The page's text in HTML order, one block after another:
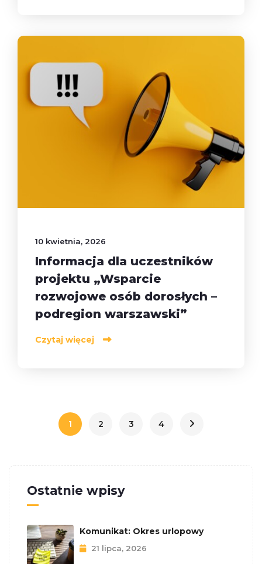
10 kwietnia, 2026
Informacja dla uczestników
projektu „Wsparcie
rozwojowe osób dorosłych –
podregion warszawski”
Czytaj więcej
1 2 3 4
Ostatnie wpisy
Komunikat: Okres urlopowy
21 lipca, 2026